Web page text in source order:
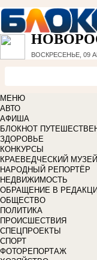
ВОСКРЕСЕНЬЕ, 09
МЕНЮ
АВТО
АФИША
БЛОКНОТ
ЗДОРОВЬЕ
КОНКУРСЫ
КРАЕВЕДЧЕСКИЙ МУЗЕЙ
НАРОДНЫЙ РЕПОРТЁР
НЕДВИЖИМОСТЬ
ОБРАЩЕНИЕ В
ОБЩЕСТВО
ПОЛИТИКА
ПРОИСШЕСТВИЯ
СПЕЦПРОЕКТЫ
СПОРТ
ФОТОРЕПОРТАЖ